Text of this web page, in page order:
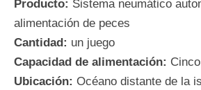
Producto: Sistema neumático
alimentación de peces
Cantidad: un juego
Capacidad de alimentación:
Ubicación: Océano distante de la